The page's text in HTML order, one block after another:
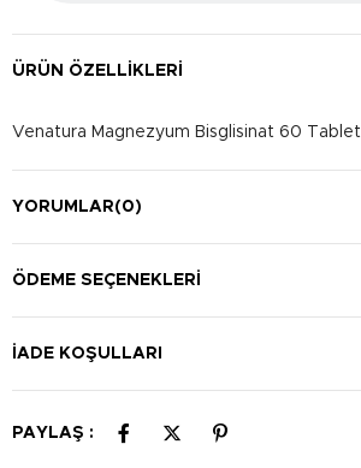
ÜRÜN ÖZELLIKLERI
Venatura Magnezyum Bisglisinat 60 Tablet
YORUMLAR(0)
ÖDEME SEÇENEKLERI
İADE KOŞULLARI
PAYLAŞ :